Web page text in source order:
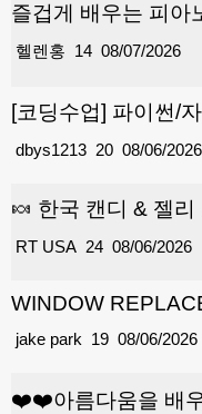
즐겁게 배우는 피아
14
헬렌홍 08/07/2026
[코딩수업] 파이썬/
20
dbys1213 08/06/2026
🍬 한국 캔디 & 젤리
24
RT USA 08/06/2026
WINDOW
19
jake park 08/06/2026
❤️❤️아름다움을 배